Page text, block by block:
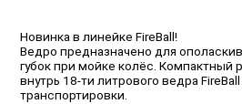
Новинка в линейке FireBall!
Ведро предназначено для
губок при мойке колёс. Компактный
внутрь 18-ти литрового ведра
транспортировки.